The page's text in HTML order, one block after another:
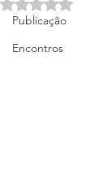
Publicação
Encontros